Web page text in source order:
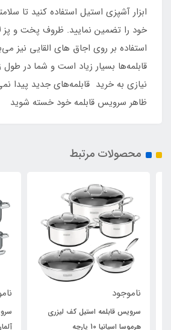
ابزار آشپزی استیل استفاده کنید تا
خود را تضمین نمایید. ظروف پخت و پز
استفاده بر روی اجاق های القایی نیز
قابلمه‌ها بسیار زیاد است و شما در
نیازی به خرید قابلمه‌های جدید پیدا
ظاهر سرویس قابلمه خود خسته شوید
محصولات مرتبط
ناموجود
سرویس قابلمه استیل کف لیزری
هرموسا اسپانیا 10 پارچه
آلمان 9 پارچه 2025